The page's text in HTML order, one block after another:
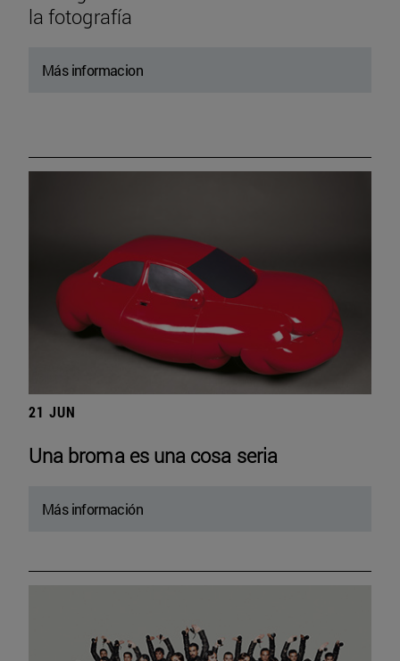
la fotografía
Más informacion
21 JUN
Una broma es una cosa seria
Más información